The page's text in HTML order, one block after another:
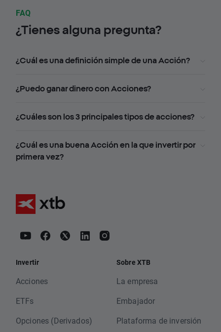
FAQ
¿Tienes alguna pregunta?
¿Cuál es una definición simple de una Acción?
¿Puedo ganar dinero con Acciones?
¿Cuáles son los 3 principales tipos de acciones?
¿Cuál es una buena Acción en la que invertir por
primera vez?
Invertir
Acciones
ETFs
Opciones (Derivados)
Sobre XTB
La empresa
Embajador
Plataforma de inversión